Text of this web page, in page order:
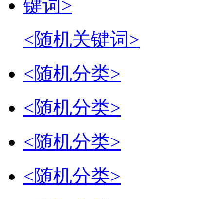
<随机关键词>
<随机分类>
<随机分类>
<随机分类>
<随机分类>